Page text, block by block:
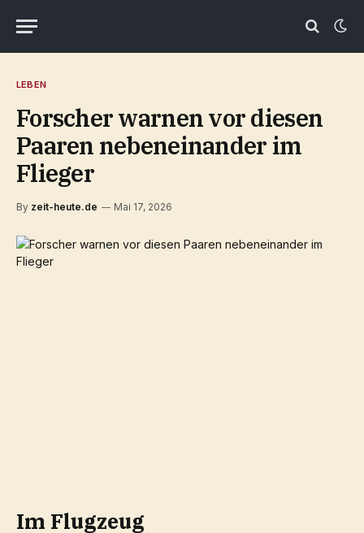
LEBEN
Forscher warnen vor diesen
Paaren nebeneinander im
Flieger
By zeit-heute.de Mai 17, 2026
Im Flugzeug